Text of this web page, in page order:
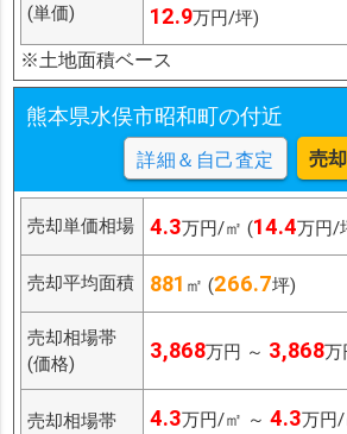
(単価)
12.9万円/坪)
※土地面積ベース
熊本県水俣市昭和町の付近
詳細＆自己査定 売
売却単価相場 4.3万円/㎡ (14.4万円/
売却平均面積 881 ㎡ (266.7坪)
売却相場帯
(価格)
3,868万円 ～ 3,868万
売却相場帯
4.3万円/㎡ ～ 4.3万円